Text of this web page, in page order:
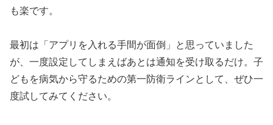
も楽です。
最初は「アプリを入れる手間が面倒」と思っていました
が、一度設定してしまえばあとは通知を受け取るだけ。子
どもを病気から守るための第一防衛ラインとして、ぜひ一
度試してみてください。